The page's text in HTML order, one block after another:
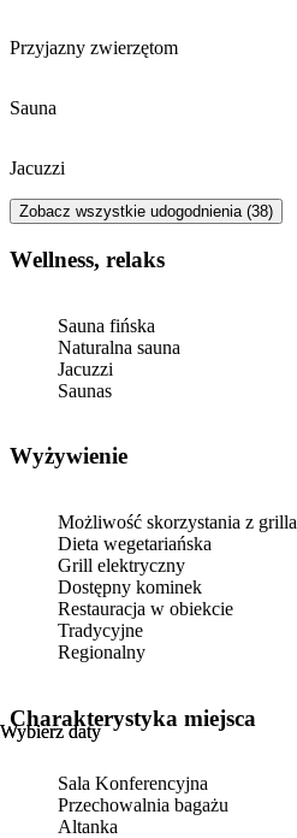
Wybierz daty
Wybierz daty
Przyjazny zwierzętom
Sauna
Jacuzzi
Zobacz wszystkie udogodnienia (38)
Wellness, relaks
Sauna fińska
Naturalna sauna
Jacuzzi
Saunas
Wyżywienie
Możliwość skorzystania z grilla
Dieta wegetariańska
Grill elektryczny
Dostępny kominek
Restauracja w obiekcie
Tradycyjne
Regionalny
Charakterystyka miejsca
Sala Konferencyjna
Przechowalnia bagażu
Altanka